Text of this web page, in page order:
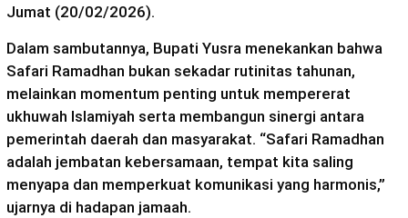
Jumat (20/02/2026).
Dalam sambutannya, Bupati Yusra menekankan bahwa
Safari Ramadhan bukan sekadar rutinitas tahunan,
melainkan momentum penting untuk mempererat
ukhuwah Islamiyah serta membangun sinergi antara
pemerintah daerah dan masyarakat. “Safari Ramadhan
adalah jembatan kebersamaan, tempat kita saling
menyapa dan memperkuat komunikasi yang harmonis,”
ujarnya di hadapan jamaah.